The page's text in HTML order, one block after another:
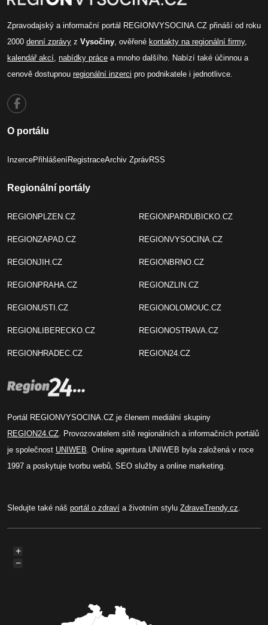
Zpravodajský a informační portál REGIONVYSOCINA.CZ přináší od roku
2000 denní zprávy z Vysočiny , ověřené kontakty na regionální firmy,
kalendář akcí nabídky práce a mnoho dalšího. Nabízí také účinnou a
cenově dostupnou regionální inzerci pro podnikatele i jednotlivce.
O portálu
InzercePřihlášeníRegistraceArchiv ZprávRSS
Regionální portály
REGIONPLZEN.CZ
REGIONZAPAD.CZ
REGIONJIH.CZ
REGIONPRAHA.CZ
REGIONUSTI.CZ
REGIONLIBERECKO.CZ
REGIONHRADEC.CZ
REGIONPARDUBICKO.CZ
REGIONVYSOCINA.CZ
REGIONBRNO.CZ
REGIONZLIN.CZ
REGIONOLOMOUC.CZ
REGIONOSTRAVA.CZ
REGION24.CZ
Portál REGIONVYSOCINA.CZ je členem mediální skupiny
REGION24.CZ . Provozovatelem sítě regionálních a informačních portálů
je společnost UNIWEB . Online agentura UNIWEB byla založená v roce
1997 a poskytuje tvorbu webů, SEO služby a online marketing.
Sledujte také náš portál o zdraví a životním stylu ZdraveTrendy.cz
+
−